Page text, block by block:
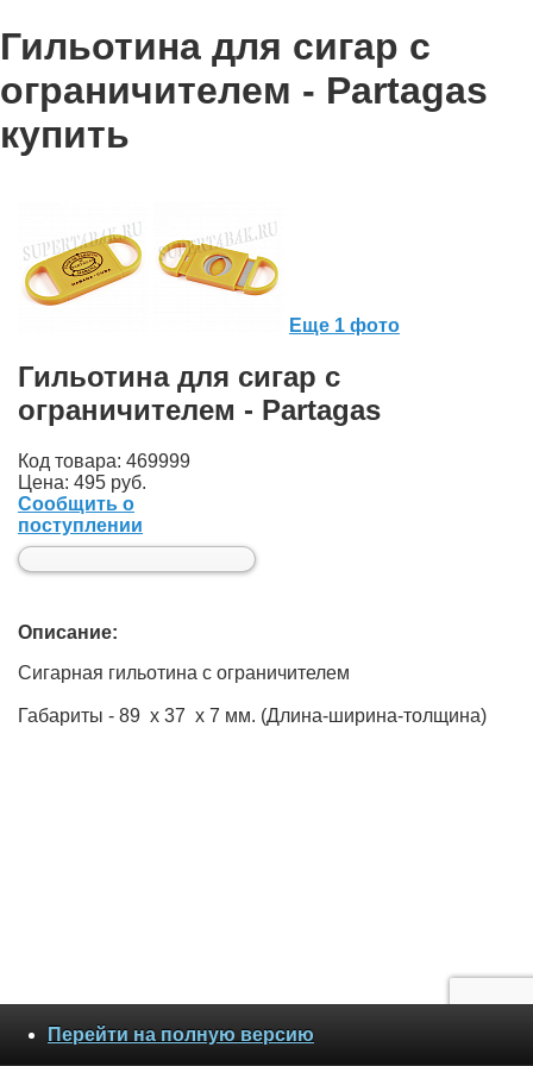
Гильотина для сигар с
ограничителем - Partagas
купить
Еще 1 фото
Гильотина для сигар с
ограничителем - Partagas
Код товара: 469999
Цена: 495 руб.
Сообщить о
поступлении
Описание:
Сигарная гильотина с ограничителем
Габариты - 89 х 37 х 7 мм. (Длина-ширина-толщина)
Перейти на полную версию